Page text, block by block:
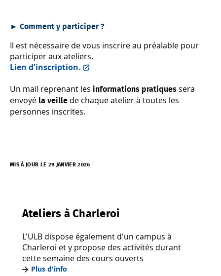
► Comment y participer ?
Il est nécessaire de vous inscrire au préalable pour
participer aux ateliers.
Lien d'inscription.
Un mail reprenant les informations pratiques sera
envoyé la veille de chaque atelier à toutes les
personnes inscrites.
MIS À JOUR LE 29 JANVIER 2026
Ateliers à Charleroi
L'ULB dispose également d'un campus à
Charleroi et y propose des activités durant
cette semaine des cours ouverts
Plus d'info